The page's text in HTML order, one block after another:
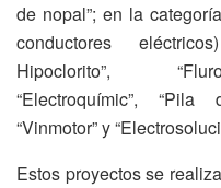
de nopal”; en la
conductores
Hipoclorito”,
“Electroquímic”, “Pila
“Vinmotor” y
Estos proyectos se